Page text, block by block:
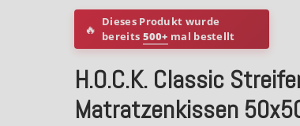
🔥 Dieses Produkt wurde
bereits 500+ mal bestellt
H.O.C.K. Classic
Matratzenkissen